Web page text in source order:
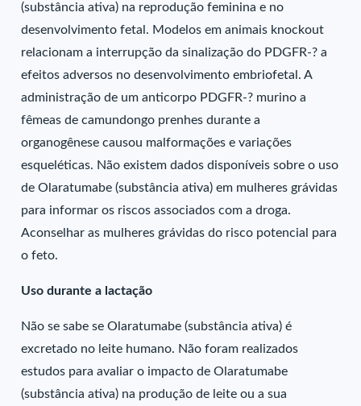
(substância ativa) na reprodução feminina e no
desenvolvimento fetal. Modelos em animais knockout
relacionam a interrupção da sinalização do PDGFR-? a
efeitos adversos no desenvolvimento embriofetal. A
administração de um anticorpo PDGFR-? murino a
fêmeas de camundongo prenhes durante a
organogênese causou malformações e variações
esqueléticas. Não existem dados disponíveis sobre o uso
de Olaratumabe (substância ativa) em mulheres grávidas
para informar os riscos associados com a droga.
Aconselhar as mulheres grávidas do risco potencial para
o feto.
Uso durante a lactação
Não se sabe se Olaratumabe (substância ativa) é
excretado no leite humano. Não foram realizados
estudos para avaliar o impacto de Olaratumabe
(substância ativa) na produção de leite ou a sua